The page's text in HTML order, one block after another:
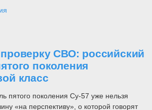
СВО: российский
поколения
класс
пятого поколения Су-57 уже нельзя
«на перспективу», о которой говорят